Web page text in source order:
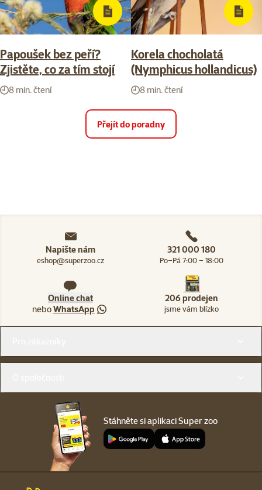
Papoušek bez peří?
Zjistěte, co za tím stojí
8 min. čtení
Korela chocholatá
(Nymphicus hollandicus)
8 min. čtení
Přejít do poradny
Napište nám
eshop@superzoo.cz
321 000 180
Po–Pá 7:00 – 18:00
Online chat
neboWhatsApp
206 prodejen
jsme vám blízko
Stáhněte si aplikaci Super zoo